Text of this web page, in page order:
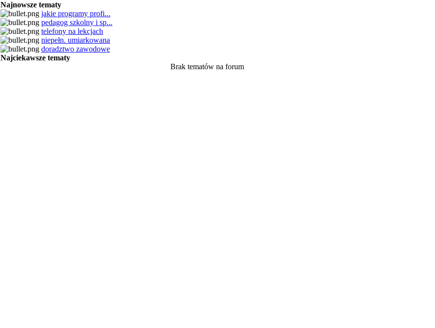
Najnowsze tematy
jakie programy profi...
pedagog szkolny i sp...
telefony na lekcjach
niepełn. umiarkowana
doradztwo zawodowe
Najciekawsze tematy
Brak tematów na forum